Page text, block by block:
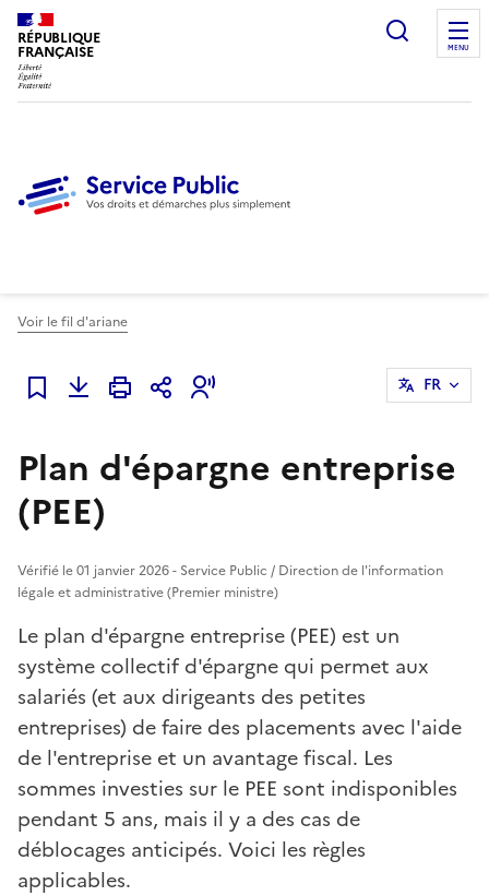
RÉPUBLIQUE
FRANÇAISE
Ouvrir
MENU
Voir le fil d'ariane
Ajouter à mes favoris
FR
Plan d'épargne entreprise
(PEE)
Vérifié le 01 janvier 2026 - Service Public / Direction de l'information
légale et administrative (Premier ministre)
Le plan d'épargne entreprise (PEE) est un
système collectif d'épargne qui permet aux
salariés (et aux dirigeants des petites
entreprises) de faire des placements avec l'aide
de l'entreprise et un avantage fiscal. Les
sommes investies sur le PEE sont indisponibles
pendant 5 ans, mais il y a des cas de
déblocages anticipés. Voici les règles
applicables.